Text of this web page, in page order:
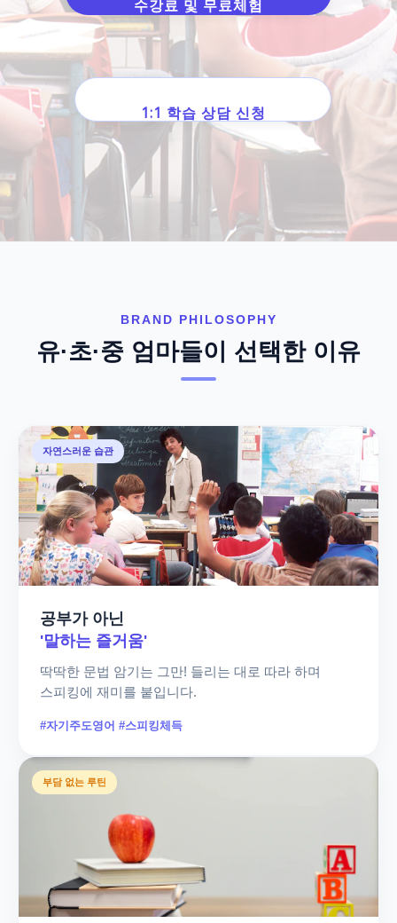
수강료 및 무료체험
1:1 학습 상담 신청
BRAND PHILOSOPHY
유·초·중 엄마들이 선택한 이유
자연스러운 습관
공부가 아닌
'말하는 즐거움'
딱딱한 문법 암기는 그만! 들리는 대로 따라 하며
스피킹에 재미를 붙입니다.
#자기주도영어 #스피킹체득
부담 없는 루틴